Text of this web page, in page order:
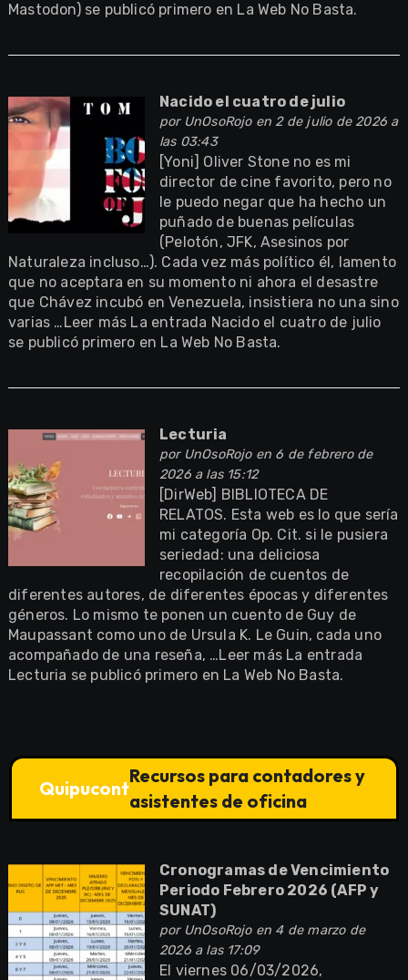
Mastodon) se publicó primero en La Web No Basta.
Nacido el cuatro de julio
por UnOsoRojoen 2 de julio de 2026 a
las 03:43
[Yoni] Oliver Stone no es mi
director de cine favorito, pero no
le puedo negar que ha hecho un
puñado de buenas películas
(Pelotón, JFK, Asesinos por
Naturaleza incluso…). Cada vez más político él, lamento
que no aceptara en su momento ni ahora el desastre
que Chávez incubó en Venezuela, insistiera no una sino
varias …Leer más La entrada Nacido el cuatro de julio
se publicó primero en La Web No Basta.
Lecturia
por UnOsoRojoen 6 de febrero de
2026 a las 15:12
[DirWeb] BIBLIOTECA DE
RELATOS. Esta web es lo que sería
mi categoría Op. Cit. si le pusiera
seriedad: una deliciosa
recopilación de cuentos de
diferentes autores, de diferentes épocas y diferentes
géneros. Lo mismo te ponen un cuento de Guy de
Maupassant como uno de Ursula K. Le Guin, cada uno
acompañado de una reseña, …Leer más La entrada
Lecturia se publicó primero en La Web No Basta.
Quipucont
Recursos para contadores y
asistentes de oficina
Cronogramas de Vencimiento
Periodo Febrero 2026 (AFP y
SUNAT)
por UnOsoRojoen 4 de marzo de
2026 a las 17:09
El viernes 06/03/2026,